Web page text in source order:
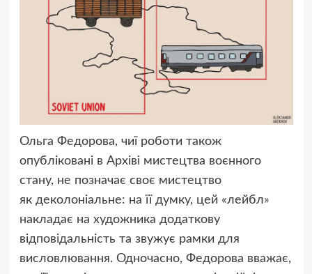
Ольга Федорова, чиї роботи також
опубліковані в Архіві мистецтва воєнного
стану, не позначає своє мистецтво
як деколоніальне: на її думку, цей «лейбл»
накладає на художника додаткову
відповідальність та звужує рамки для
висловлювання. Одночасно, Федорова вважає,